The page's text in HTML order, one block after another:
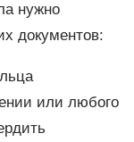
нужно
документов:
или любого